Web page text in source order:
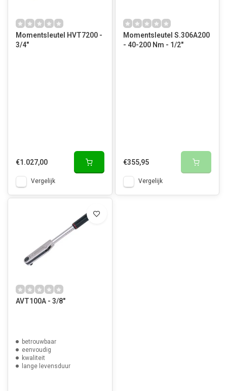
Momentsleutel HVT7200 -
3/4"
€1.027,00
Vergelijk
Momentsleutel S.306A200
- 40-200 Nm - 1/2"
€355,95
Vergelijk
AVT100A - 3/8"
betrouwbaar
eenvoudig
kwaliteit
lange levensduur